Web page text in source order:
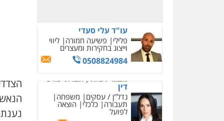
סלימאן אבו שעירה –
משרד עורכי דין
בטחוני צבאי נזיקין
0547780927
דוד אפרים משרד עורכי
דין
פלילי צווארון לבן מס
הכנסה